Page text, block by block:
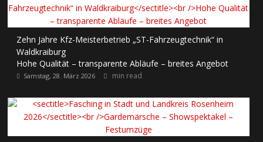
Zehn Jahre Kfz-Meisterbetrieb „ST-Fahrzeugtechnik“ in
Waldkraiburg
Hohe Qualität – transparente Abläufe – breites Angebot
Samstag, 28. März 2026 min read